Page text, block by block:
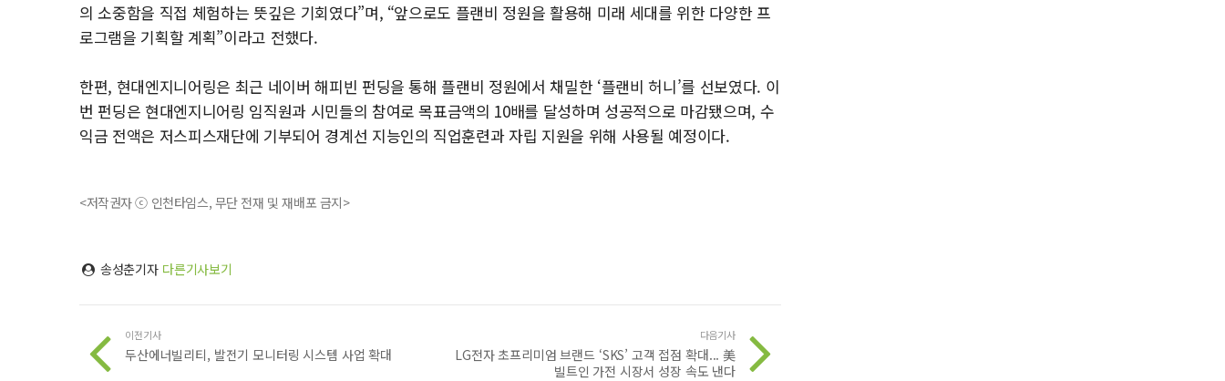
의 소중함을 직접 체험하는 뜻깊은 기회였다”며, “앞으로도 플랜비 정원을 활용해 미래 세대를 위한 다양한 프
로그램을 기획할 계획”이라고 전했다.
한편, 현대엔지니어링은 최근 네이버 해피빈 펀딩을 통해 플랜비 정원에서 채밀한 ‘플랜비 허니’를 선보였다. 이
번 펀딩은 현대엔지니어링 임직원과 시민들의 참여로 목표금액의 10배를 달성하며 성공적으로 마감됐으며, 수
익금 전액은 저스피스재단에 기부되어 경계선 지능인의 직업훈련과 자립 지원을 위해 사용될 예정이다.
<저작권자 ⓒ 인천타임스, 무단 전재 및 재배포 금지>
송성춘기자 다른기사보기
이전기사
두산에너빌리티, 발전기 모니터링 시스템 사업 확대
다음기사
LG전자 초프리미엄 브랜드 ‘SKS’ 고객 접점 확대... 美
빌트인 가전 시장서 성장 속도 낸다